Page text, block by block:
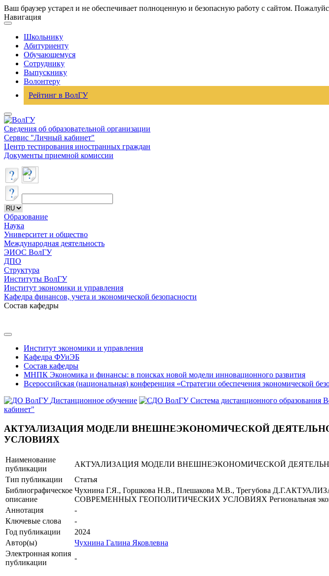
Ваш браузер устарел и не обеспечивает полноценную и безопасную работу с сайтом.
Навигация
Школьнику
Абитуриенту
Обучающемуся
Сотруднику
Выпускнику
Волонтеру
Рейтинг в ВолГУ
Сведения об образовательной организации
Сервис "Личный кабинет"
Центр тестирования иностранных граждан
Документы приемной комиссии
Образование
Наука
Университет и общество
Международная деятельность
ЭИОС ВолГУ
ДПО
Структура
Институты ВолГУ
Институт экономики и управления
Кафедра финансов, учета и экономической безопасности
Состав кафедры
Институт экономики и управления
Кафедра ФУиЭБ
Состав кафедры
МНПК Экономика и финансы: в поисках новой модели инновационного развития
Всероссийская (национальная) конференция «Стратегии обеспечения экономической
Дистанционное обучение
Система дистанционного образования
кабинет"
АКТУАЛИЗАЦИЯ МОДЕЛИ ВНЕШНЕЭКОНОМИЧЕСКОЙ
УСЛОВИЯХ
Наименование
публикации
АКТУАЛИЗАЦИЯ МОДЕЛИ ВНЕШНЕЭКОНОМИЧЕСКОЙ
Тип публикации
Статья
Библиографическое
описание
Чухнина Г.Я., Горшкова Н.В., Плешакова М.В., Трегубова
СОВРЕМЕННЫХ ГЕОПОЛИТИЧЕСКИХ УСЛОВИЯХ Региональная
Аннотация
-
Ключевые cлова
-
Год публикации
2024
Автор(ы)
Чухнина Галина Яковлевна
Электронная копия
публикации
-